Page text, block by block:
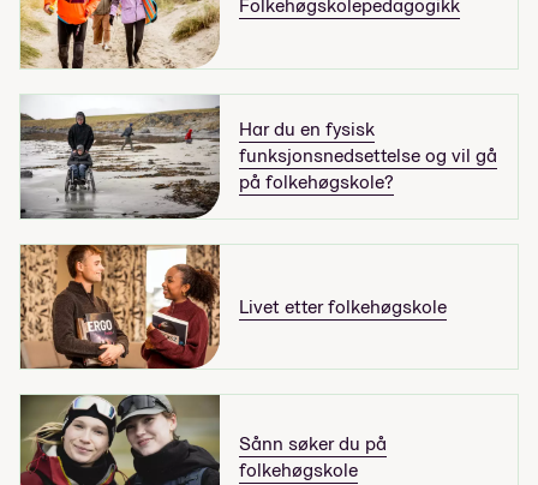
Folkehøgskolepedagogikk
Har du en fysisk
funksjonsnedsettelse og vil gå
på folkehøgskole?
Livet etter folkehøgskole
Sånn søker du på
folkehøgskole